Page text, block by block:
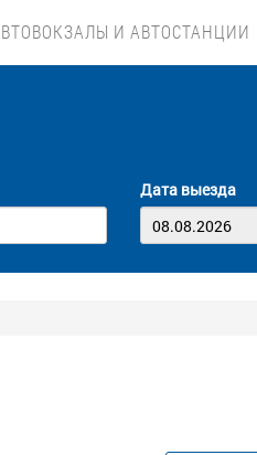
И АВТОСТАНЦИИ
Дата выезда